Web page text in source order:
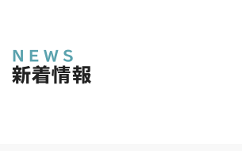
NEWS
新着情報